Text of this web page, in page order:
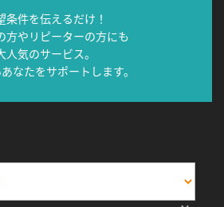
条件を伝えるだけ！
方やリピーターの方にも
人気のサービス。
なたをサポートします。